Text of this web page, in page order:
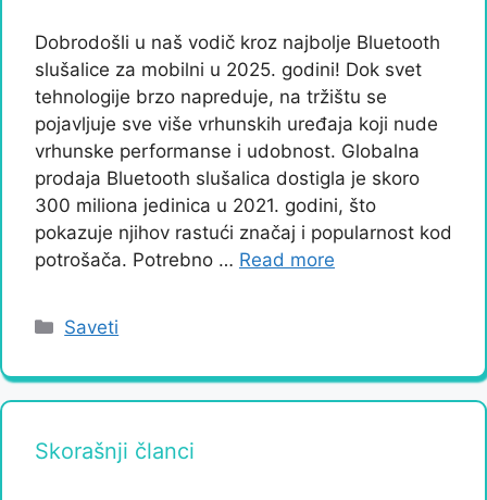
Dobrodošli u naš vodič kroz najbolje Bluetooth
slušalice za mobilni u 2025. godini! Dok svet
tehnologije brzo napreduje, na tržištu se
pojavljuje sve više vrhunskih uređaja koji nude
vrhunske performanse i udobnost. Globalna
prodaja Bluetooth slušalica dostigla je skoro
300 miliona jedinica u 2021. godini, što
pokazuje njihov rastući značaj i popularnost kod
potrošača. Potrebno … Read more
Categories
Saveti
Skorašnji članci